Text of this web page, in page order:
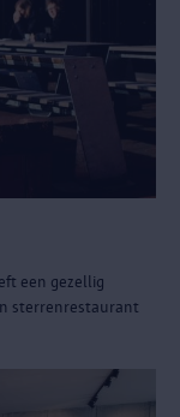
een gezellig
sterrenrestaurant